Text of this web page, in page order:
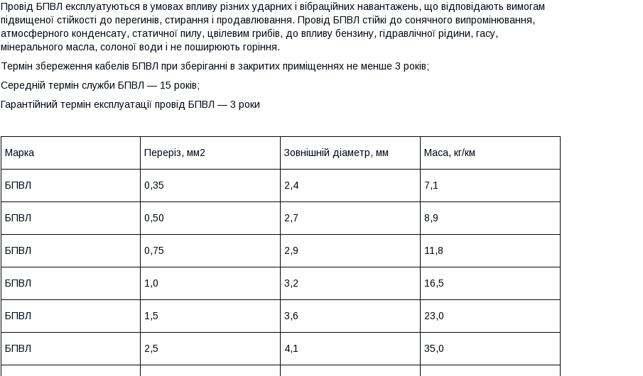
Провід БПВЛ експлуатуються в умовах впливу різних ударних і вібраційних навантажень, що відповідають вимогам
підвищеної стійкості до перегинів, стирання і продавлювання. Провід БПВЛ стійкі до сонячного випромінювання,
атмосферного конденсату, статичної пилу, цвілевим грибів, до впливу бензину, гідравлічної рідини, гасу,
мінерального масла, солоної води і не поширюють горіння.
Термін збереження кабелів БПВЛ при зберіганні в закритих приміщеннях не менше 3 років;
Середній термін служби БПВЛ — 15 років;
Гарантійний термін експлуатації провід БПВЛ — 3 роки
Марка Переріз, мм2 Зовнішній діаметр, мм Маса, кг/км
БПВЛ 0,35 2,4 7,1
БПВЛ 0,50 2,7 8,9
БПВЛ 0,75 2,9 11,8
БПВЛ 1,0 3,2 16,5
БПВЛ 1,5 3,6 23,0
БПВЛ 2,5 4,1 35,0